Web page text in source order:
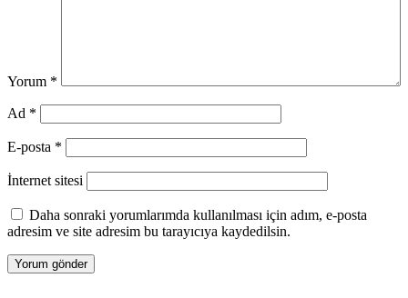
Yorum *
Ad *
E-posta *
İnternet sitesi
Daha sonraki yorumlarımda kullanılması için adım, e-posta
adresim ve site adresim bu tarayıcıya kaydedilsin.